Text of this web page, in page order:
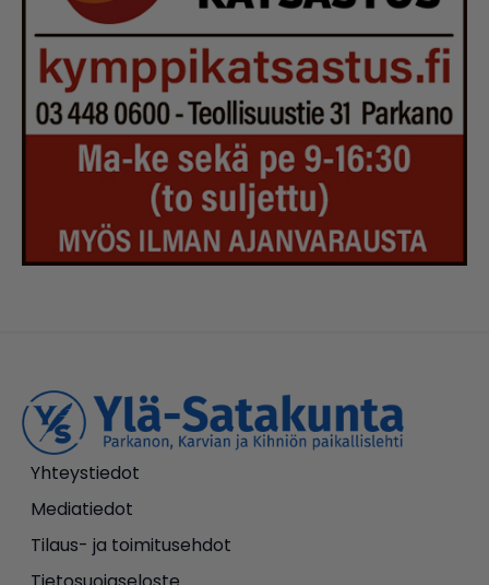
Yhteystiedot
Mediatiedot
Tilaus- ja toimitusehdot